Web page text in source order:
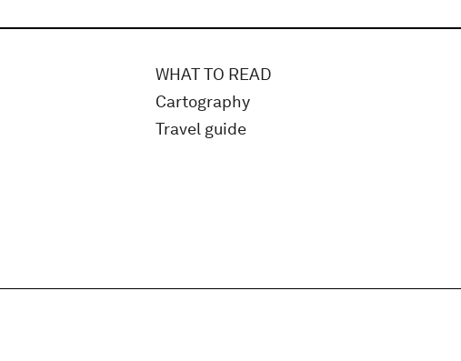
WHAT TO READ
Cartography
Travel guide